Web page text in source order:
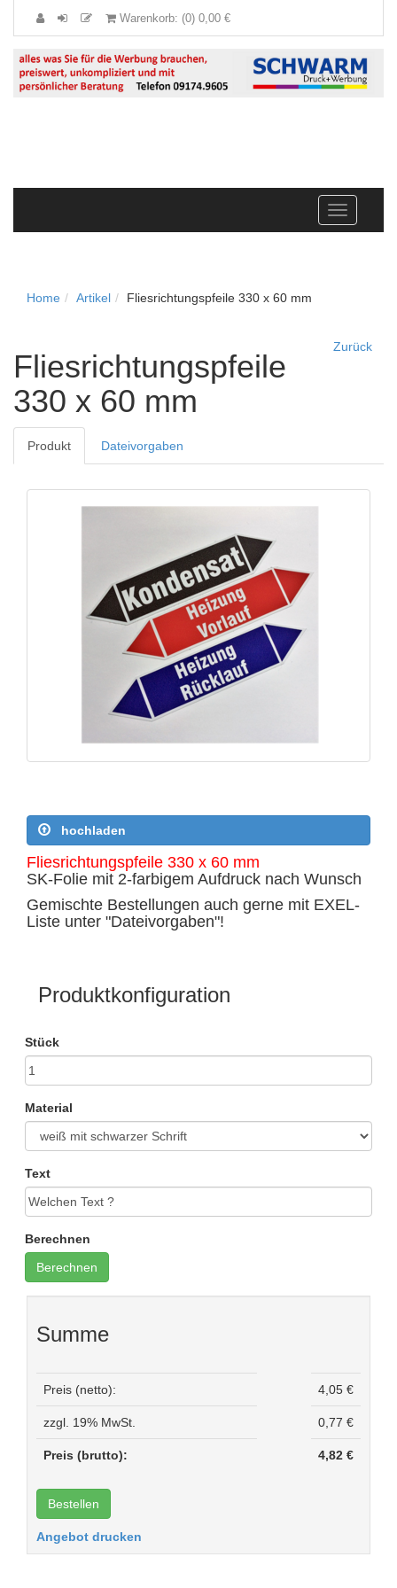
Warenkorb: (0) 0,00 €
Navigation
anzeigen
Home Artikel Fliesrichtungspfeile 330 x 60 mm
Zurück
Fliesrichtungspfeile
330 x 60 mm
Produkt Dateivorgaben
hochladen
Fliesrichtungspfeile 330 x 60 mm
SK-Folie mit 2-farbigem Aufdruck nach Wunsch
Gemischte Bestellungen auch gerne mit EXEL-
Liste unter "Dateivorgaben"!
Produktkonfiguration
Stück
Material
Text
Berechnen
Summe
Preis (netto): 4,05 €
zzgl. 19% MwSt. 0,77 €
Preis (brutto): 4,82 €
Angebot drucken